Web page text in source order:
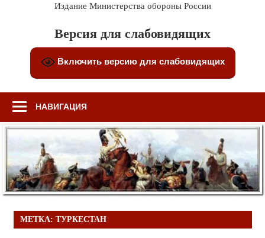
Издание Министерства обороны России
Версия для слабовидящих
Включить версию для слабовидящих
НАВИГАЦИЯ
МЕТКА: ТУРКЕСТАН